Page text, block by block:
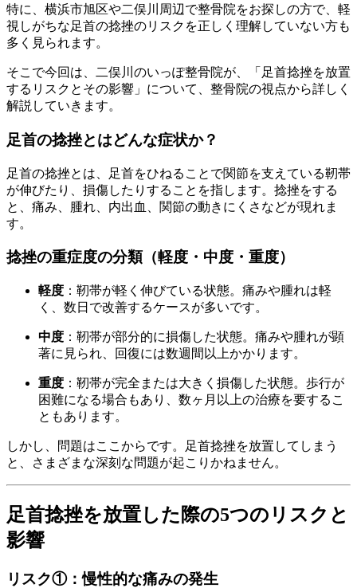
特に、横浜市旭区や二俣川周辺で整骨院をお探しの方で、軽
視しがちな足首の捻挫のリスクを正しく理解していない方も
多く見られます。
そこで今回は、二俣川のいっぽ整骨院が、「足首捻挫を放置
するリスクとその影響」について、整骨院の視点から詳しく
解説していきます。
足首の捻挫とはどんな症状か？
足首の捻挫とは、足首をひねることで関節を支えている靭帯
が伸びたり、損傷したりすることを指します。捻挫をする
と、痛み、腫れ、内出血、関節の動きにくさなどが現れま
す。
捻挫の重症度の分類（軽度・中度・重度）
軽度 ：靭帯が軽く伸びている状態。痛みや腫れは軽
く、数日で改善するケースが多いです。
中度 ：靭帯が部分的に損傷した状態。痛みや腫れが顕
著に見られ、回復には数週間以上かかります。
重度 ：靭帯が完全または大きく損傷した状態。歩行が
困難になる場合もあり、数ヶ月以上の治療を要するこ
ともあります。
しかし、問題はここからです。足首捻挫を放置してしまう
と、さまざまな深刻な問題が起こりかねません。
足首捻挫を放置した際の5つのリスクと
影響
リスク①：慢性的な痛みの発生